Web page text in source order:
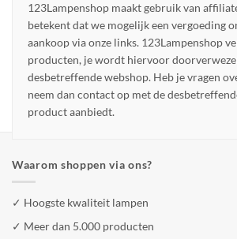
123Lampenshop maakt gebruik van
betekent dat we mogelijk een vergoeding
aankoop via onze links. 123Lampenshop
producten, je wordt hiervoor
desbetreffende webshop. Heb je vragen
neem dan contact op met de
product aanbiedt.
Waarom shoppen via ons?
✓ Hoogste kwaliteit lampen
✓ Meer dan 5.000 producten